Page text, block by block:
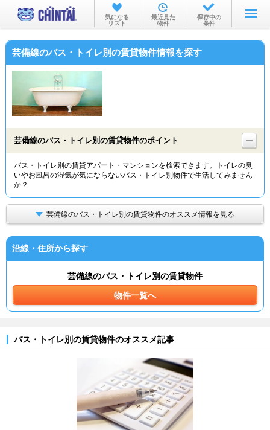
お部屋を探す
沿線・駅から
物件特集から
TOP
気になる
リスト
最近見た
物件
保存中の
条件
芸備線のバス・トイレ別の賃貸物件情報を探す
芸備線のバス・トイレ別の賃貸物件のポイント
バス・トイレ別の賃貸アパート・マンションを検索できます。トイレの臭
いやお風呂の湿気が気にならないバス・トイレ別物件で生活してみません
か？
芸備線のバス・トイレ別の賃貸物件のオススメ情報を見る
沿線・住所から探す
芸備線のバス・トイレ別の賃貸物件
物件一覧へ
バス・トイレ別の賃貸物件のオススメ記事